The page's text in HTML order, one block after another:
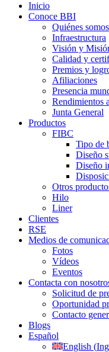
Inicio
Conoce BBI
Quiénes somos
Infraestructura
Visión y
Calidad y
Premios y
Afiliaciones
Presencia
Rendimientos
Junta General
Productos
FIBC
Tipo de
Diseño
Diseño
Otros
Hilo
Liner
Clientes
RSE
Medios de
Fotos
Vídeos
Eventos
Contacta con
Solicitud de
Oportunidad
Contacto
Blogs
Español
English (